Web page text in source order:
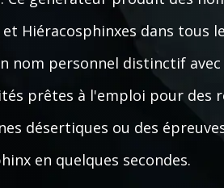
Hiéracosphinxes dans tous
nom personnel distinctif
prêtes à l'emploi pour des
désertiques ou des
en quelques secondes.